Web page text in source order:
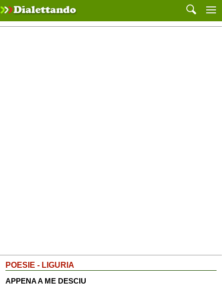
POESIE - LIGURIA
APPENA A ME DESCIU